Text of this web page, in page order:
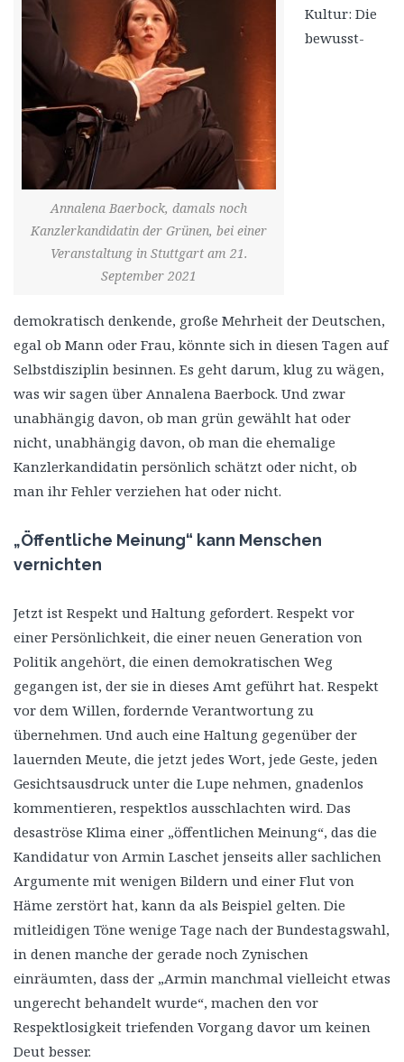
Annalena Baerbock, damals noch
Kanzlerkandidatin der Grünen, bei einer
Veranstaltung in Stuttgart am 21.
September 2021
Kultur: Die
bewusst-
demokratisch denkende, große Mehrheit der Deutschen,
egal ob Mann oder Frau, könnte sich in diesen Tagen auf
Selbstdisziplin besinnen. Es geht darum, klug zu wägen,
was wir sagen über Annalena Baerbock. Und zwar
unabhängig davon, ob man grün gewählt hat oder
nicht, unabhängig davon, ob man die ehemalige
Kanzlerkandidatin persönlich schätzt oder nicht, ob
man ihr Fehler verziehen hat oder nicht.
„Öffentliche Meinung“ kann Menschen
vernichten
Jetzt ist Respekt und Haltung gefordert. Respekt vor
einer Persönlichkeit, die einer neuen Generation von
Politik angehört, die einen demokratischen Weg
gegangen ist, der sie in dieses Amt geführt hat. Respekt
vor dem Willen, fordernde Verantwortung zu
übernehmen. Und auch eine Haltung gegenüber der
lauernden Meute, die jetzt jedes Wort, jede Geste, jeden
Gesichtsausdruck unter die Lupe nehmen, gnadenlos
kommentieren, respektlos ausschlachten wird. Das
desaströse Klima einer „öffentlichen Meinung“, das die
Kandidatur von Armin Laschet jenseits aller sachlichen
Argumente mit wenigen Bildern und einer Flut von
Häme zerstört hat, kann da als Beispiel gelten. Die
mitleidigen Töne wenige Tage nach der Bundestagswahl,
in denen manche der gerade noch Zynischen
einräumten, dass der „Armin manchmal vielleicht etwas
ungerecht behandelt wurde“, machen den vor
Respektlosigkeit triefenden Vorgang davor um keinen
Deut besser.